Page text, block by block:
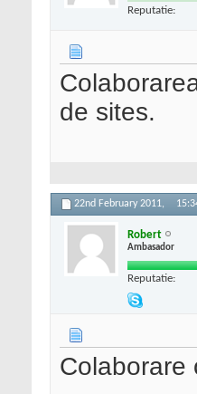
Reputatie:
de sites.
22nd February 2011,
Robert
Ambasador
Reputatie:
Colaborare